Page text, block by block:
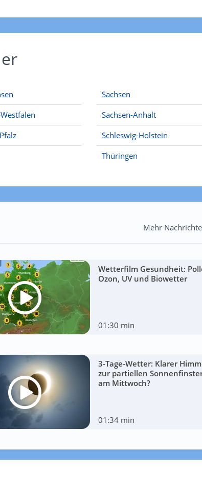
Sachsen
Sachsen-Anhalt
Schleswig-Holstein
Thüringen
Mehr
Wetterfilm Gesundheit:
Ozon, UV und Biowetter
01:30 min
3-Tage-Wetter: Klarer
zur partiellen
am Mittwoch?
01:34 min